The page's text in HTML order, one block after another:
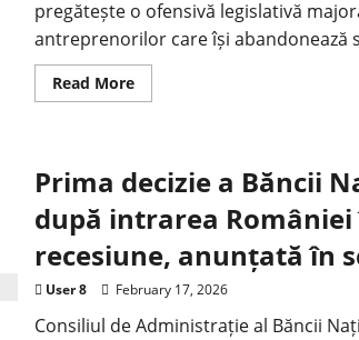
pregătește o ofensivă legislativă
antreprenorilor care își abandonează
Read More
Prima decizie a Băncii
după intrarea României
recesiune, anunțată în
User 8 February 17, 2026
Consiliul de Administrație al Băncii